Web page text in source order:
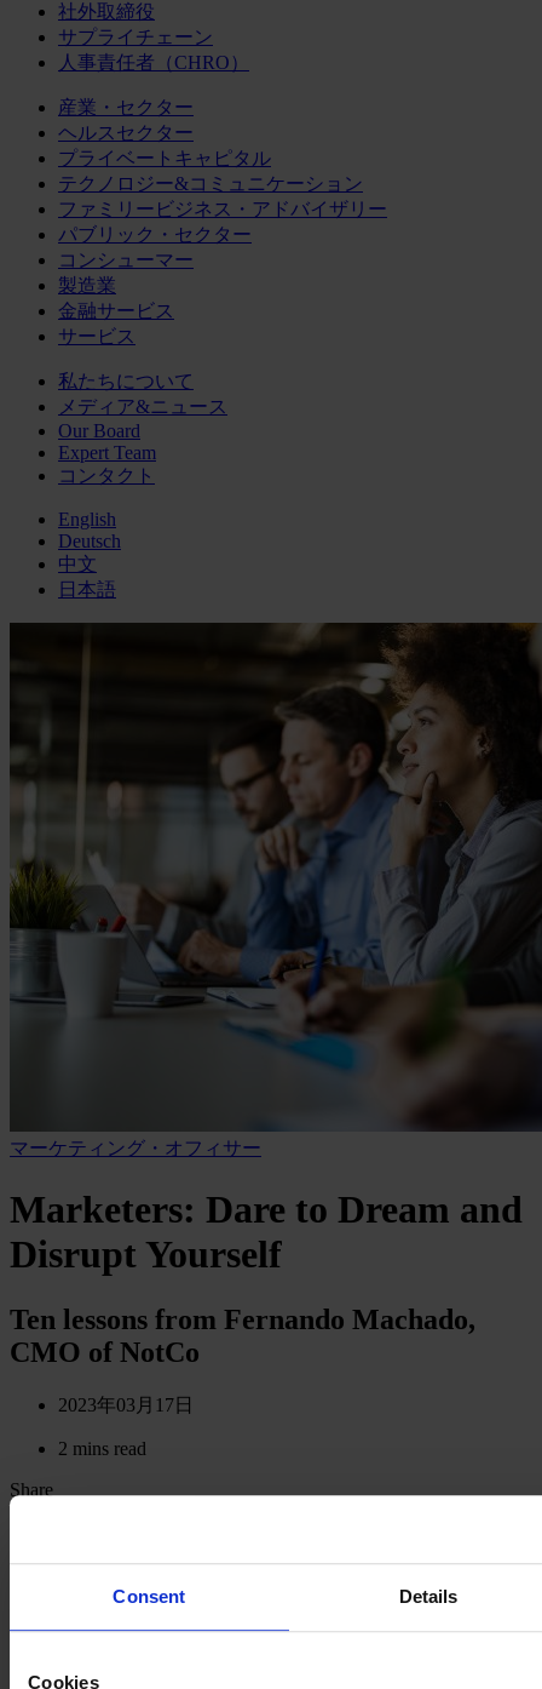
Consent Details
Cookies
社外取締役
サプライチェーン
人事責任者（CHRO）
産業・セクター
ヘルスセクター
プライベートキャピタル
テクノロジー&コミュニケーション
ファミリービジネス・アドバイザリー
パブリック・セクター
コンシューマー
製造業
金融サービス
サービス
私たちについて
メディア&ニュース
Our Board
Expert Team
コンタクト
English
Deutsch
中文
日本語
マーケティング・オフィサー
Marketers: Dare to Dream and
Disrupt Yourself
Ten lessons from Fernando Machado,
CMO of NotCo
2023年03月17日
2 mins read
Share
Share on LinkedIn
announcement of Fer’s move to NotCo, where he will be global
hallmark ability to disrupt, no matter the industry, is borne of a thirst